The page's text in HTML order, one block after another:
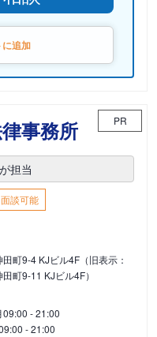
に追加
事務所 PR
担当
談可能
町9-4 KJビル4F（旧表示：
町9-11 KJビル4F）
09:00 - 21:00
- 21:00